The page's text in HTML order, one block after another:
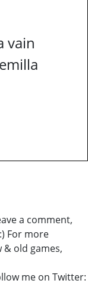
vain
a comment,
For more
old games,
me on Twitter: